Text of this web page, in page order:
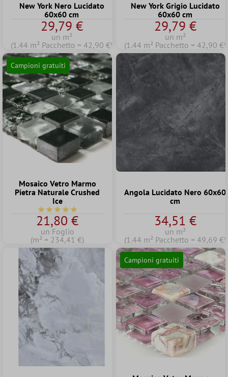
New York Nero Lucidato
60x60 cm
29,79 €
un m²
(1.44 m² Pacchetto = 42,90 €)
New York Grigio Lucidato
60x60 cm
29,79 €
un m²
(1.44 m² Pacchetto = 42,90 €)
Campioni gratuiti
Mosaico Vetro Marmo
Pietra Naturale Crushed
Ice
Valutazione media di 5 su 5 stelle
21,80 €
un Foglio
(m² = 234,41 €)
Angola Lucidato Nero 60x60
cm
34,51 €
un m²
(1.44 m² Pacchetto = 49,69 €)
Campioni gratuiti